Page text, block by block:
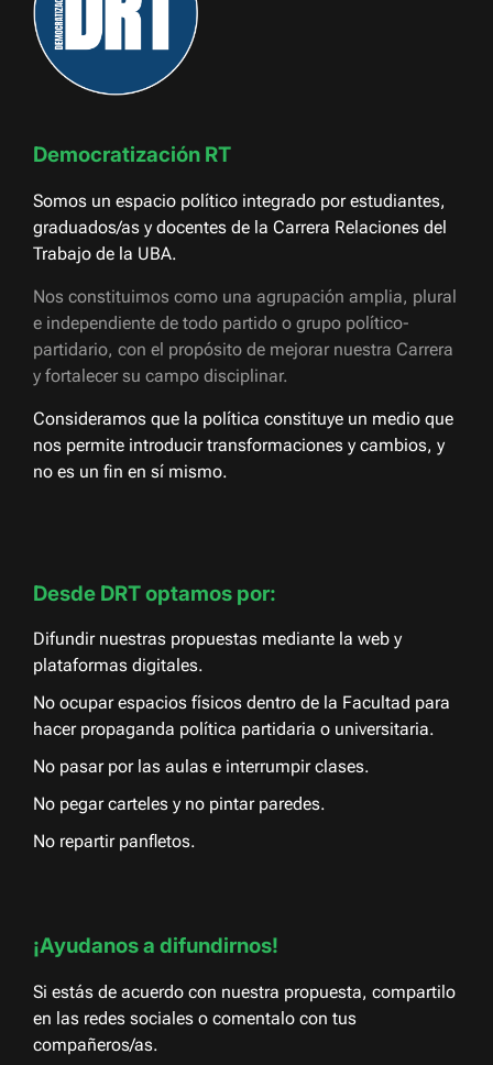
Democratización RT
Somos un espacio político integrado por estudiantes,
graduados/as y docentes de la Carrera Relaciones del
Trabajo de la UBA.
Nos constituimos como una agrupación amplia, plural
e independiente de todo partido o grupo político-
partidario, con el propósito de mejorar nuestra Carrera
y fortalecer su campo disciplinar.
Consideramos que la política constituye un medio que
nos permite introducir transformaciones y cambios, y
no es un fin en sí mismo.
Desde DRT optamos por:
Difundir nuestras propuestas mediante la web y
plataformas digitales.
No ocupar espacios físicos dentro de la Facultad para
hacer propaganda política partidaria o universitaria.
No pasar por las aulas e interrumpir clases.
No pegar carteles y no pintar paredes.
No repartir panfletos.
¡Ayudanos a difundirnos!
Si estás de acuerdo con nuestra propuesta, compartilo
en las redes sociales o comentalo con tus
compañeros/as.